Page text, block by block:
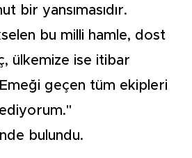
bir yansımasıdır.
bu milli hamle, dost
ülkemize ise itibar
Emeği geçen tüm ekipleri
bulundu.